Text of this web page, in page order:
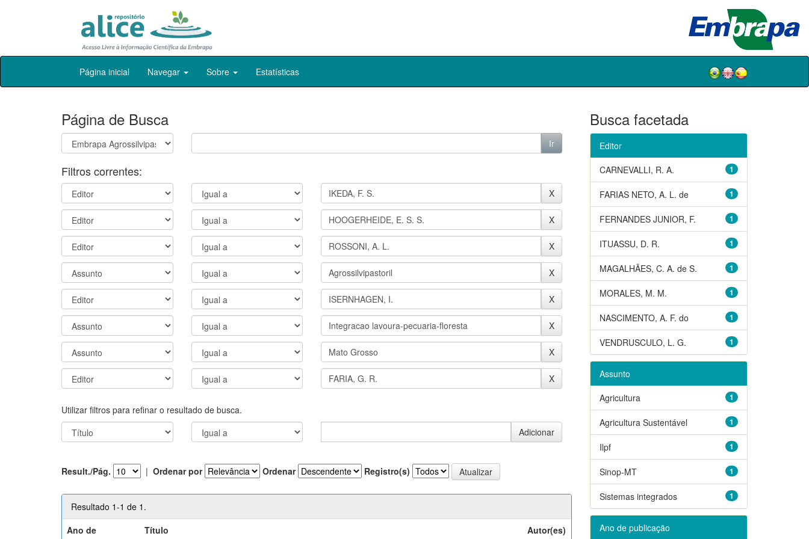
Skip
Página inicial Navegar Sobre Estatísticas
Página de Busca
Filtros correntes:
Utilizar filtros para refinar o resultado de busca.
Result./Pág. | Ordenar por Ordenar Registro(s)
Resultado 1-1 de 1.
Ano de
Título Autor(es)
Busca facetada
Editor
1
CARNEVALLI, R. A.
1
FARIAS NETO, A. L. de
1
FERNANDES JUNIOR, F.
1
ITUASSU, D. R.
1
MAGALHÃES, C. A. de S.
1
MORALES, M. M.
1
NASCIMENTO, A. F. do
1
VENDRUSCULO, L. G.
Assunto
1
Agricultura
1
Agricultura Sustentável
1
Ilpf
1
Sinop-MT
1
Sistemas integrados
Ano de publicação